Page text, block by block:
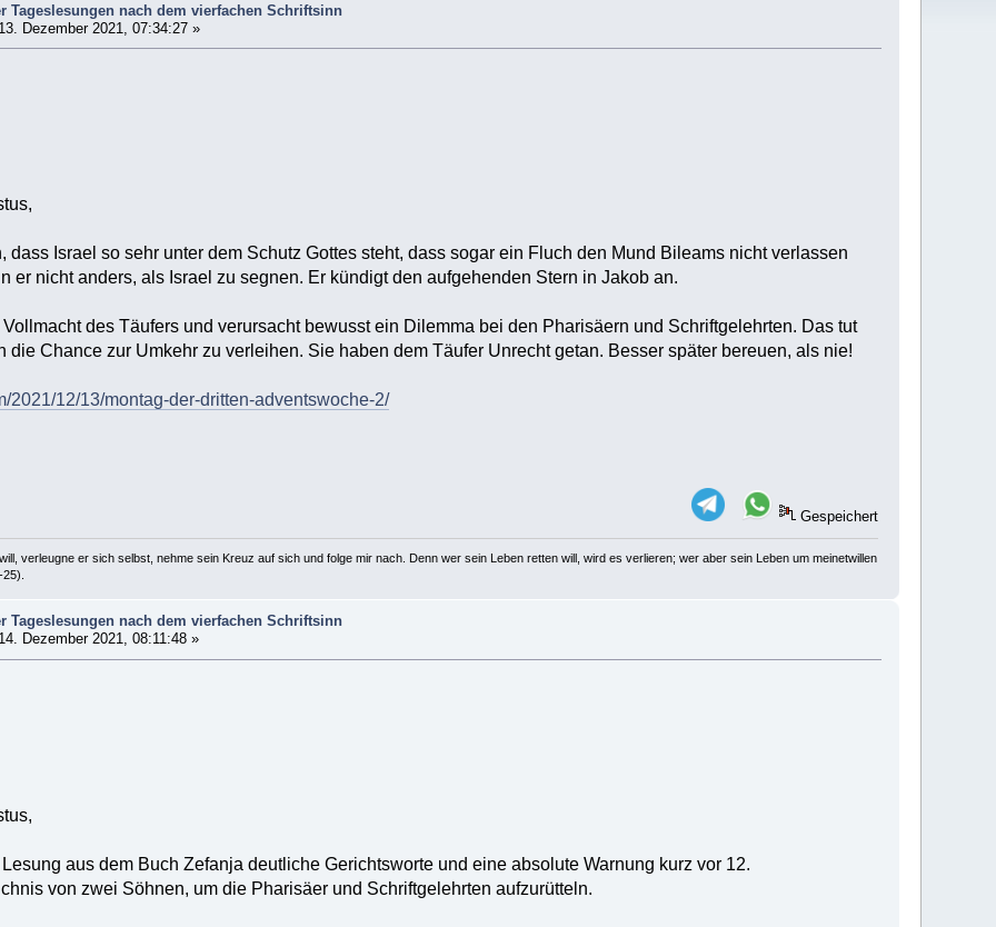
Tageslesungen nach dem vierfachen Schriftsinn
Dezember 2021, 07:34:27 »
dass Israel so sehr unter dem Schutz Gottes steht, dass sogar ein Fluch den Mund Bileams nicht verlassen
er nicht anders, als Israel zu segnen. Er kündigt den aufgehenden Stern in Jakob an.
des Täufers und verursacht bewusst ein Dilemma bei den Pharisäern und Schriftgelehrten. Das tut
die Chance zur Umkehr zu verleihen. Sie haben dem Täufer Unrecht getan. Besser später bereuen, als nie!
2021/12/13/montag-der-dritten-adventswoche-2/
Gespeichert
verleugne er sich selbst, nehme sein Kreuz auf sich und folge mir nach. Denn wer sein Leben retten will, wird es verlieren; wer aber sein Leben um meinetwillen
25).
Tageslesungen nach dem vierfachen Schriftsinn
Dezember 2021, 08:11:48 »
aus dem Buch Zefanja deutliche Gerichtsworte und eine absolute Warnung kurz vor 12.
von zwei Söhnen, um die Pharisäer und Schriftgelehrten aufzurütteln.